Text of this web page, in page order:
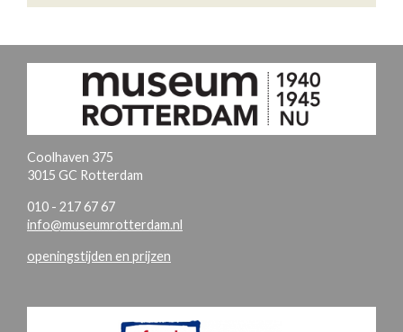
Coolhaven 375
3015 GC Rotterdam
010 - 217 67 67
info@museumrotterdam.nl
openingstijden en prijzen